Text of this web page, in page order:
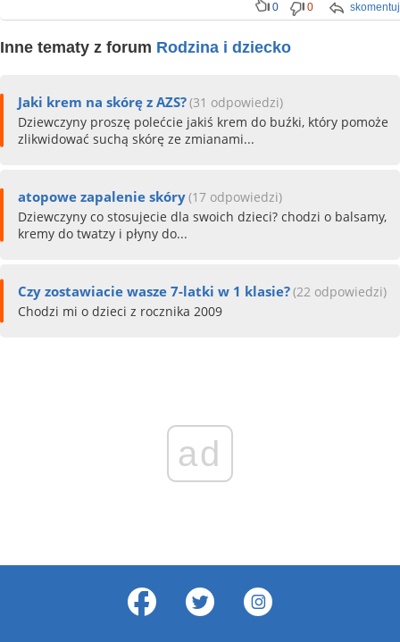
skomentuj
0 0
Inne tematy z forum Rodzina i dziecko
Jaki krem na skórę z AZS?(31 odpowiedzi)
Dziewczyny proszę polećcie jakiś krem do buźki, który pomoże
zlikwidować suchą skórę ze zmianami...
atopowe zapalenie skóry(17 odpowiedzi)
Dziewczyny co stosujecie dla swoich dzieci? chodzi o balsamy,
kremy do twatzy i płyny do...
Czy zostawiacie wasze 7-latki w 1 klasie?(22 odpowiedzi)
Chodzi mi o dzieci z rocznika 2009
ad